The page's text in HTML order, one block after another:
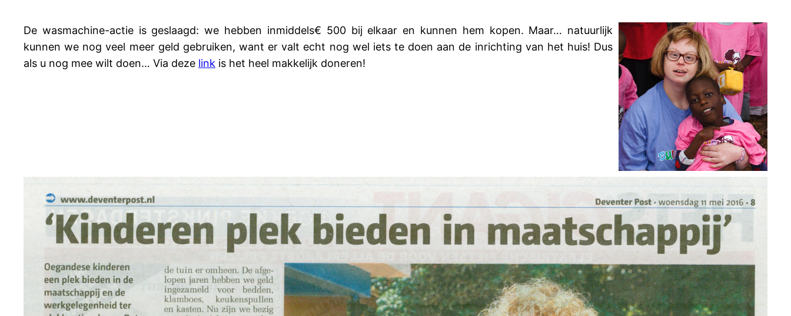
De wasmachine-actie is geslaagd: we hebben inmiddels€ 500 bij elkaar en kunnen hem kopen. Maar… natuurlijk
kunnen we nog veel meer geld gebruiken, want er valt echt nog wel iets te doen aan de inrichting van het huis! Dus
als u nog mee wilt doen… Via deze link is het heel makkelijk doneren!